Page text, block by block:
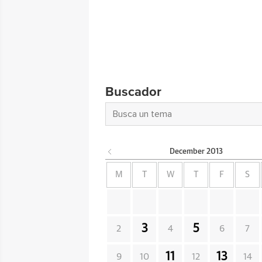
Buscador
December 2013
M W F S
2 3 4 5 6 7
9 10 11 12 13 14